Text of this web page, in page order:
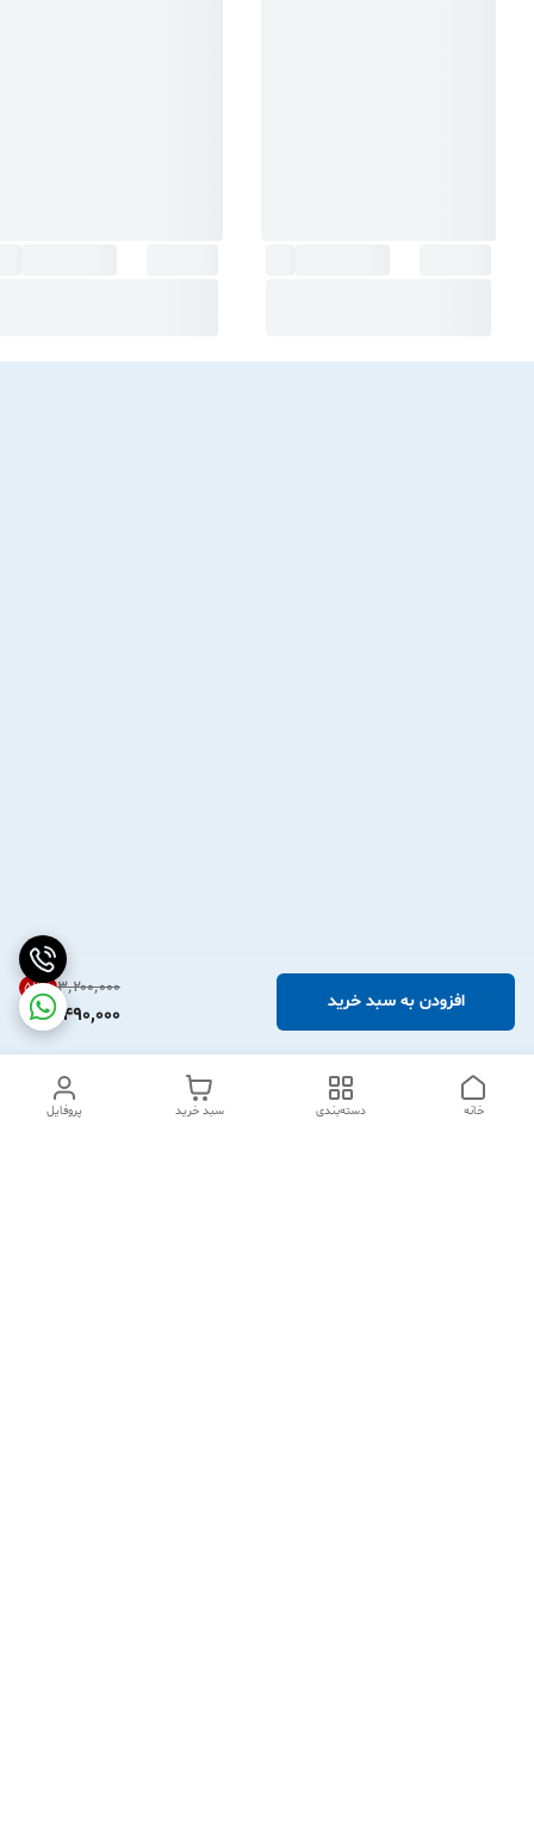
۳٬۲۰۰٬۰۰۰ 53%
1,490,000
افزودن به سبد خرید
پروفایل سبد خرید دسته‌بندی خانه